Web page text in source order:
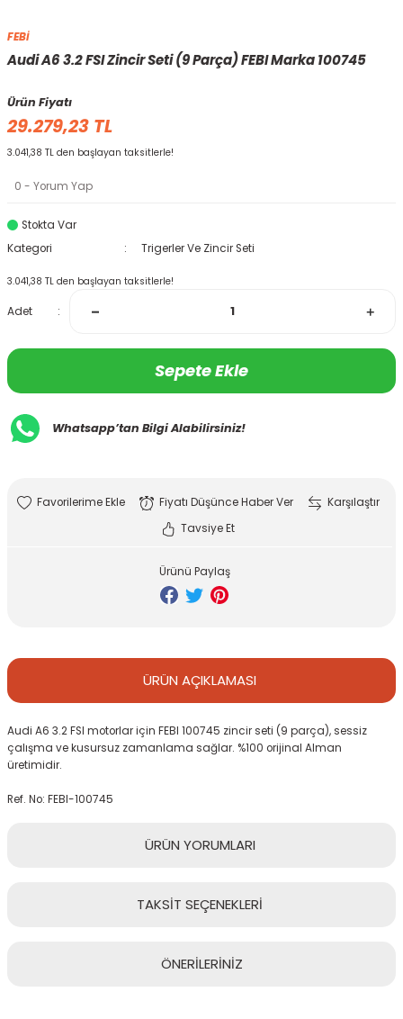
FEBİ
Audi A6 3.2 FSI Zincir Seti (9 Parça) FEBI Marka 100745
Ürün Fiyatı
29.279,23 TL
3.041,38 TL den başlayan taksitlerle!
0 - Yorum Yap
Stokta Var
Kategori
Trigerler Ve Zincir Seti
3.041,38 TL den başlayan taksitlerle!
Adet
Sepete Ekle
Whatsapp’tan Bilgi Alabilirsiniz!
Fiyatı Düşünce Haber Ver
Karşılaştır
Tavsiye Et
Ürünü Paylaş
ÜRÜN AÇIKLAMASI
Audi A6 3.2 FSI motorlar için FEBI 100745 zincir seti (9 parça), sessiz
çalışma ve kusursuz zamanlama sağlar. %100 orijinal Alman
üretimidir.
Ref. No: FEBI-100745
ÜRÜN YORUMLARI
TAKSİT SEÇENEKLERİ
ÖNERİLERİNİZ